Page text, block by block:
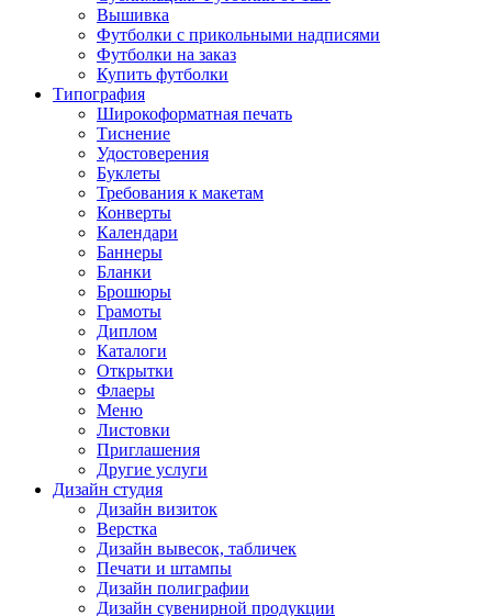
Вышивка
Футболки с прикольными надписями
Футболки на заказ
Купить футболки
Типография
Широкоформатная печать
Тиснение
Удостоверения
Буклеты
Требования к макетам
Конверты
Календари
Баннеры
Бланки
Брошюры
Грамоты
Диплом
Каталоги
Открытки
Флаеры
Меню
Листовки
Приглашения
Другие услуги
Дизайн студия
Дизайн визиток
Верстка
Дизайн вывесок, табличек
Печати и штампы
Дизайн полиграфии
Дизайн сувенирной продукции